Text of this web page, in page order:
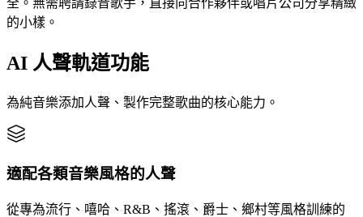
的小樣。
AI 人聲軌道功能
為純音樂添加人聲、製作完整歌曲的核心能力。
適配各類音樂風格的人聲
從專為流行、嘻哈、R&B、搖滾、爵士、鄉村等風格訓練的